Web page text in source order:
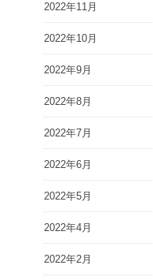
2022年11月
2022年10月
2022年9月
2022年8月
2022年7月
2022年6月
2022年5月
2022年4月
2022年2月